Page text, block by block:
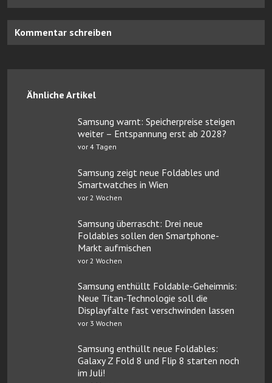
Kommentar schreiben
Ähnliche Artikel
Samsung warnt: Speicherpreise steigen
weiter – Entspannung erst ab 2028?
vor 4 Tagen
Samsung zeigt neue Foldables und
Smartwatches in Wien
vor 2 Wochen
Samsung überrascht: Drei neue
Foldables sollen den Smartphone-
Markt aufmischen
vor 2 Wochen
Samsung enthüllt Foldable-Geheimnis:
Neue Titan-Technologie soll die
Displayfalte fast verschwinden lassen
vor 3 Wochen
Samsung enthüllt neue Foldables:
Galaxy Z Fold 8 und Flip 8 starten noch
im Juli!